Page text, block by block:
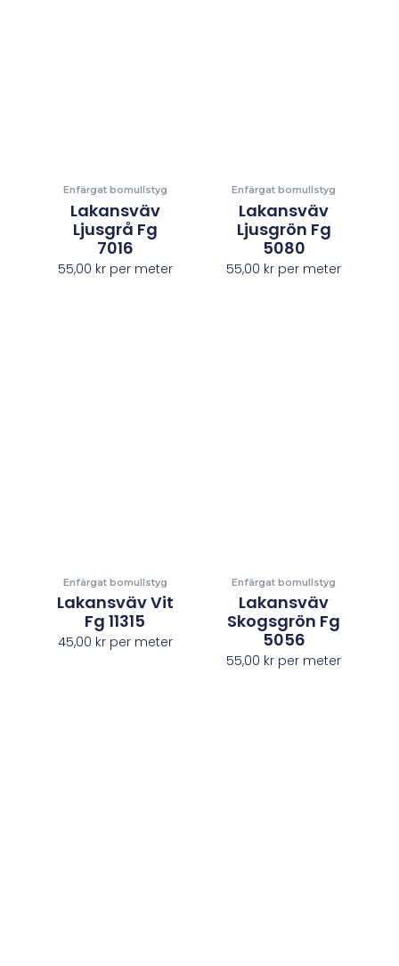
Enfärgat bomullstyg
Lakansväv
Ljusgrå Fg
7016
55,00 krper meter
Enfärgat bomullstyg
Lakansväv
Ljusgrön Fg
5080
55,00 kr per meter
Enfärgat bomullstyg
Lakansväv Vit
Fg 11315
45,00 krper meter
Enfärgat bomullstyg
Lakansväv
Skogsgrön Fg
5056
55,00 kr per meter